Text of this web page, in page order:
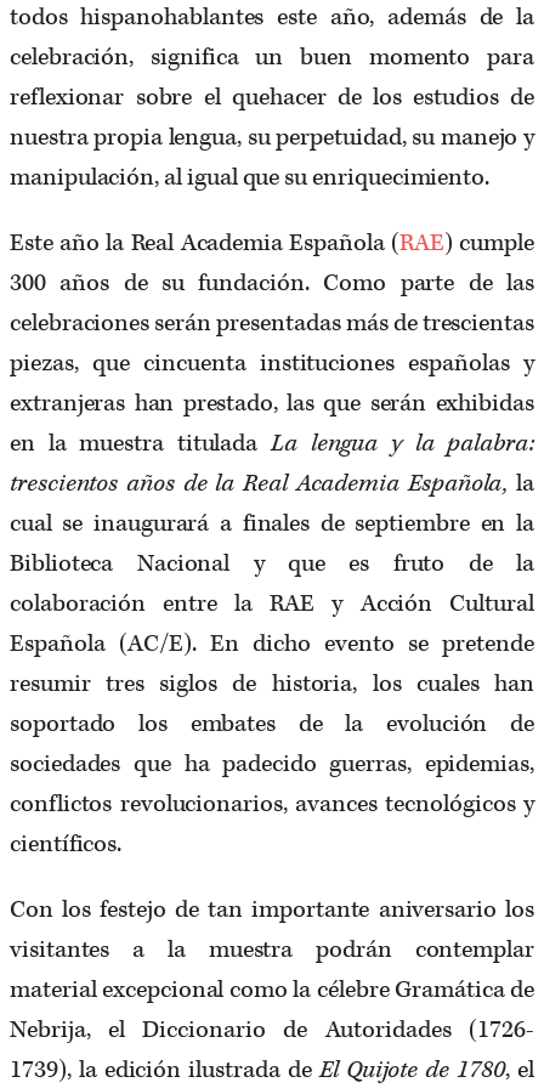
todos hispanohablantes este año, además de la
celebración, significa un buen momento para
reflexionar sobre el quehacer de los estudios de
nuestra propia lengua, su perpetuidad, su manejo y
manipulación, al igual que su enriquecimiento.
Este año la Real Academia Española (RAE) cumple
300 años de su fundación. Como parte de las
celebraciones serán presentadas más de trescientas
piezas, que cincuenta instituciones españolas y
extranjeras han prestado, las que serán exhibidas
en la muestra titulada La lengua y la palabra:
trescientos años de la Real Academia Española, la
cual se inaugurará a finales de septiembre en la
Biblioteca Nacional y que es fruto de la
colaboración entre la RAE y Acción Cultural
Española (AC/E). En dicho evento se pretende
resumir tres siglos de historia, los cuales han
soportado los embates de la evolución de
sociedades que ha padecido guerras, epidemias,
conflictos revolucionarios, avances tecnológicos y
científicos.
Con los festejo de tan importante aniversario los
visitantes a la muestra podrán contemplar
material excepcional como la célebre Gramática de
Nebrija, el Diccionario de Autoridades (1726-
1739), la edición ilustrada deEl Quijote de 1780, el